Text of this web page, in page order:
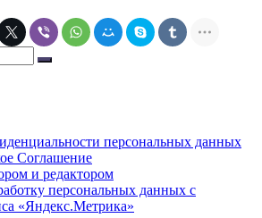
персональных данных
Соглашение
и редактором
персональных данных с
«Яндекс.Метрика»